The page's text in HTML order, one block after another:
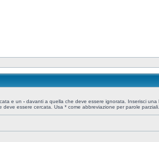
e un - davanti a quella che deve essere ignorata. Inserisci una
essere cercata. Usa * come abbreviazione per parole parziali.